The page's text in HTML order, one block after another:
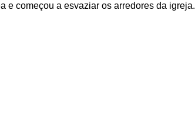
e começou a esvaziar os arredores da igreja.